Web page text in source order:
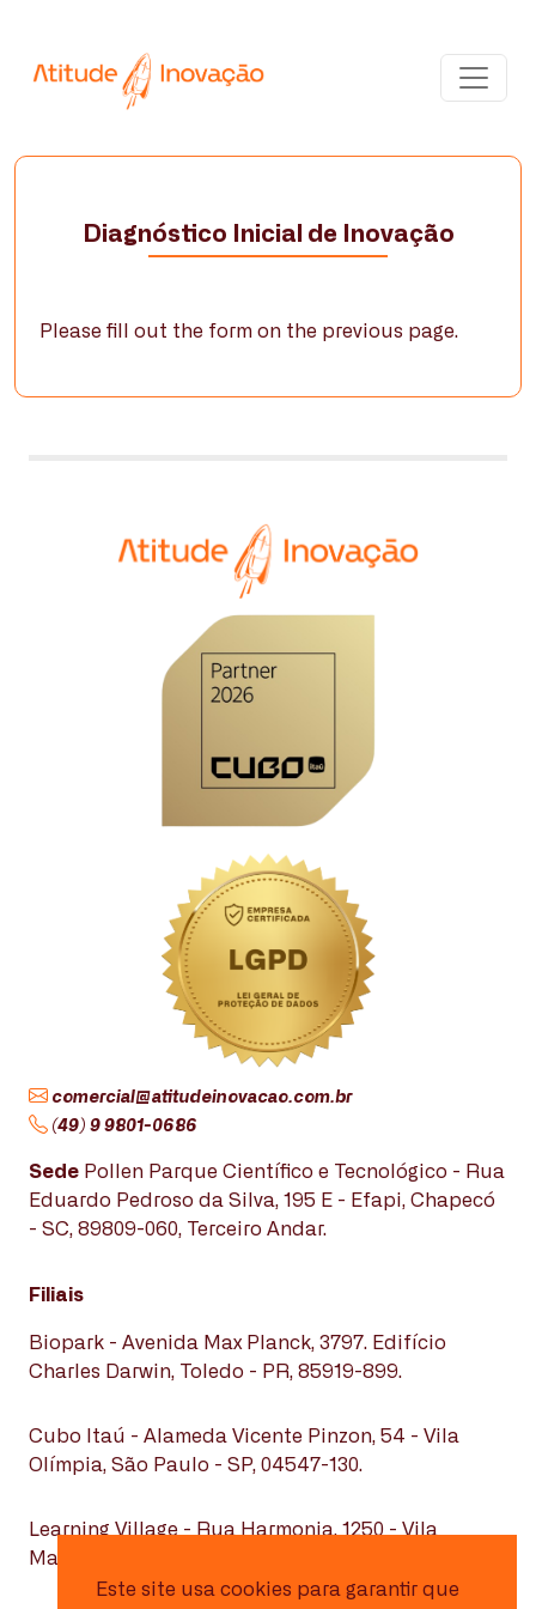
Diagnóstico Inicial de Inovação
Please fill out the form on the previous page.
comercial@atitudeinovacao.com.br
(49) 9 9801-0686
Sede Pollen Parque Científico e Tecnológico - Rua
Eduardo Pedroso da Silva, 195 E - Efapi, Chapecó
- SC, 89809-060, Terceiro Andar.
Filiais
Biopark - Avenida Max Planck, 3797. Edifício
Charles Darwin, Toledo - PR, 85919-899.
Cubo Itaú - Alameda Vicente Pinzon, 54 - Vila
Olímpia, São Paulo - SP, 04547-130.
Learning Village - Rua Harmonia, 1250 - Vila
Madalena, São Paulo - SP, 05435-001.
Este site usa cookies para garantir que